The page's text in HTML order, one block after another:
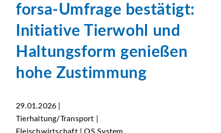
forsa-Umfrage bestätigt:
Initiative Tierwohl und
Haltungsform genießen
hohe Zustimmung
29.01.2026 |
Tierhaltung/Transport |